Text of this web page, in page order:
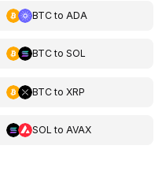
BTCto ADA
BTCto SOL
BTCto XRP
SOL to AVAX